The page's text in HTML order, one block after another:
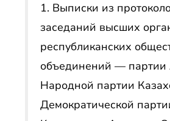
1. Выписки из
заседаний высших
республиканских
объединений — партии
Народной партии
Демократической